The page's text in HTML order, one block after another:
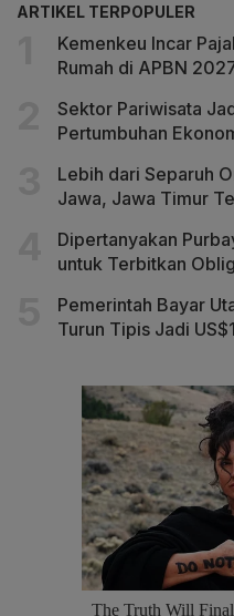
ARTIKEL TERPOPULER
Kemenkeu Incar
Rumah di APBN
Sektor Pariwisata
Pertumbuhan
Lebih dari Separuh
Jawa, Jawa Timur
Dipertanyakan
untuk Terbitkan
Pemerintah Bayar
Turun Tipis Jadi